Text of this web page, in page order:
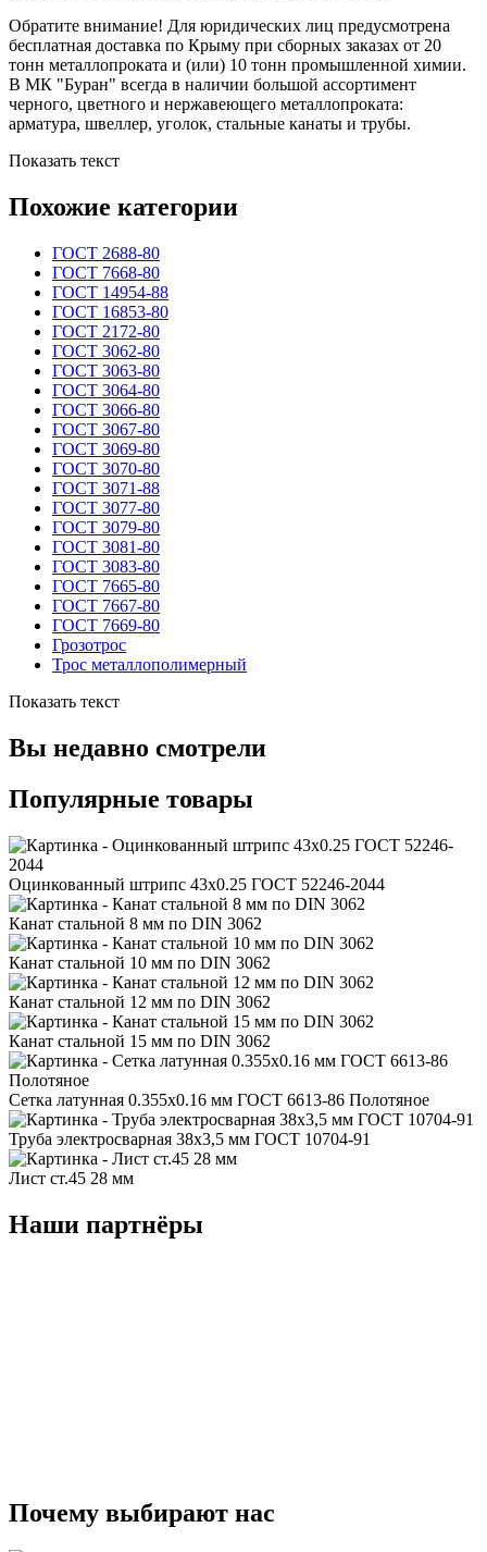
Обратите внимание! Для юридических лиц предусмотрена
бесплатная доставка по Крыму при сборных заказах от 20
тонн металлопроката и (или) 10 тонн промышленной химии.
В МК "Буран" всегда в наличии большой ассортимент
черного, цветного и нержавеющего металлопроката:
арматура, швеллер, уголок, стальные канаты и трубы.
Показать текст
Похожие категории
ГОСТ 2688-80
ГОСТ 7668-80
ГОСТ 14954-88
ГОСТ 16853-80
ГОСТ 2172-80
ГОСТ 3062-80
ГОСТ 3063-80
ГОСТ 3064-80
ГОСТ 3066-80
ГОСТ 3067-80
ГОСТ 3069-80
ГОСТ 3070-80
ГОСТ 3071-88
ГОСТ 3077-80
ГОСТ 3079-80
ГОСТ 3081-80
ГОСТ 3083-80
ГОСТ 7665-80
ГОСТ 7667-80
ГОСТ 7669-80
Грозотрос
Трос металлополимерный
Показать текст
Вы недавно смотрели
Популярные товары
Оцинкованный штрипс 43x0.25 ГОСТ 52246-2044
Канат стальной 8 мм по DIN 3062
Канат стальной 10 мм по DIN 3062
Канат стальной 12 мм по DIN 3062
Канат стальной 15 мм по DIN 3062
Сетка латунная 0.355x0.16 мм ГОСТ 6613-86 Полотяное
Труба электросварная 38x3,5 мм ГОСТ 10704-91
Лист ст.45 28 мм
Наши партнёры
Почему выбирают нас